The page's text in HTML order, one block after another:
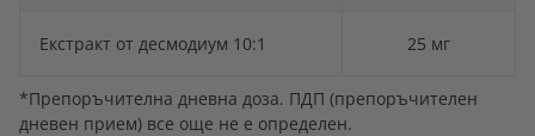
Екстракт от десмодиум 10:1 25 мг
*Препоръчителна дневна доза. ПДП (препоръчителен
дневен прием) все още не е определен.